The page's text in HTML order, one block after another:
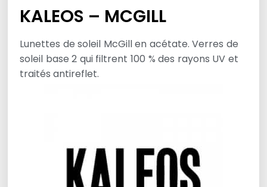
KALEOS – MCGILL
Lunettes de soleil McGill en acétate. Verres de
soleil base 2 qui filtrent 100 % des rayons UV et
traités antireflet.